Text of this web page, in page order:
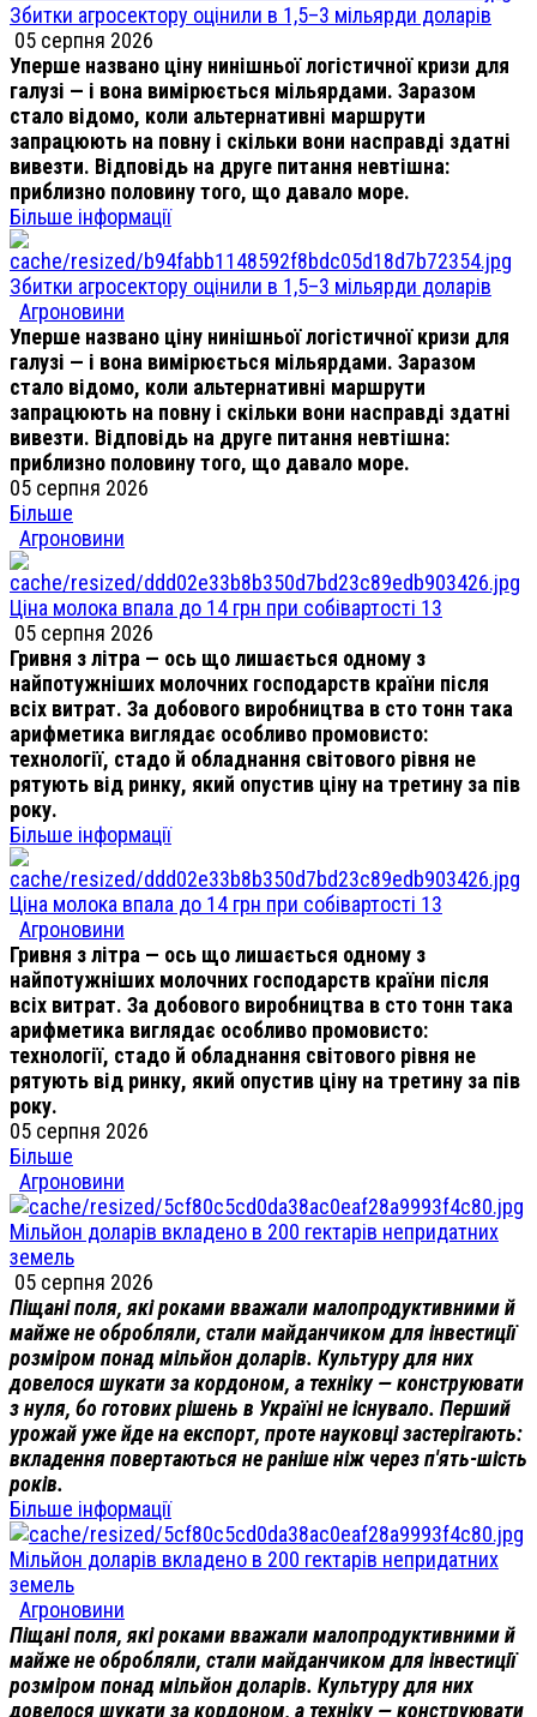
Збитки агросектору оцінили в 1,5–3 мільярди доларів
05 серпня 2026
Уперше названо ціну нинішньої логістичної кризи для
галузі — і вона вимірюється мільярдами. Заразом
стало відомо, коли альтернативні маршрути
запрацюють на повну і скільки вони насправді здатні
вивезти. Відповідь на друге питання невтішна:
приблизно половину того, що давало море.
Більше інформації
Збитки агросектору оцінили в 1,5–3 мільярди доларів
Агроновини
Уперше названо ціну нинішньої логістичної кризи для
галузі — і вона вимірюється мільярдами. Заразом
стало відомо, коли альтернативні маршрути
запрацюють на повну і скільки вони насправді здатні
вивезти. Відповідь на друге питання невтішна:
приблизно половину того, що давало море.
05 серпня 2026
Більше
Агроновини
Ціна молока впала до 14 грн при собівартості 13
05 серпня 2026
Гривня з літра — ось що лишається одному з
найпотужніших молочних господарств країни після
всіх витрат. За добового виробництва в сто тонн така
арифметика виглядає особливо промовисто:
технології, стадо й обладнання світового рівня не
рятують від ринку, який опустив ціну на третину за пів
року.
Більше інформації
Ціна молока впала до 14 грн при собівартості 13
Агроновини
Гривня з літра — ось що лишається одному з
найпотужніших молочних господарств країни після
всіх витрат. За добового виробництва в сто тонн така
арифметика виглядає особливо промовисто:
технології, стадо й обладнання світового рівня не
рятують від ринку, який опустив ціну на третину за пів
року.
05 серпня 2026
Більше
Агроновини
Мільйон доларів вкладено в 200 гектарів непридатних
земель
05 серпня 2026
Піщані поля, які роками вважали малопродуктивними й
майже не обробляли, стали майданчиком для інвестиції
розміром понад мільйон доларів. Культуру для них
довелося шукати за кордоном, а техніку — конструювати
з нуля, бо готових рішень в Україні не існувало. Перший
урожай уже йде на експорт, проте науковці застерігають:
вкладення повертаються не раніше ніж через п'ять-шість
років.
Більше інформації
Мільйон доларів вкладено в 200 гектарів непридатних
земель
Агроновини
Піщані поля, які роками вважали малопродуктивними й
майже не обробляли, стали майданчиком для інвестиції
розміром понад мільйон доларів. Культуру для них
довелося шукати за кордоном, а техніку — конструювати